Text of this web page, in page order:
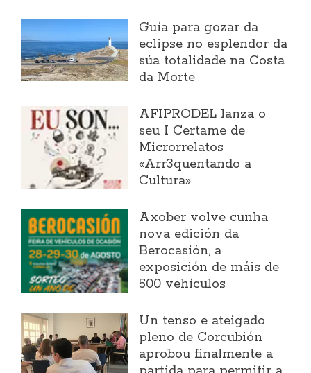
Guía para gozar da
eclipse no esplendor da
súa totalidade na Costa
da Morte
AFIPRODEL lanza o
seu I Certame de
Microrrelatos
«Arr3quentando a
Cultura»
Axober volve cunha
nova edición da
Berocasión, a
exposición de máis de
500 vehículos
Un tenso e ateigado
pleno de Corcubión
aprobou finalmente a